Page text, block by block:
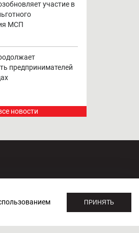
участие в
МСП
предпринимателей
новости
номер ЭЛ №ПРИНЯТЬ